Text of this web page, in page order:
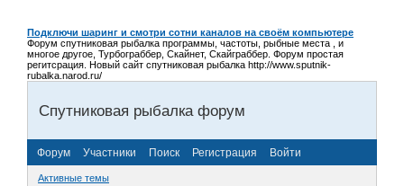
Подключи шаринг и смотри сотни каналов на своём компьютере
Форум спутниковая рыбалка программы, частоты, рыбные места , и
многое другое, Турбограббер, Скайнет, Скайграббер. Форум простая
регитсрация. Новый сайт спутниковая рыбалка http://www.sputnik-
rubalka.narod.ru/
Спутниковая рыбалка форум
Форум Участники Поиск Регистрация Войти
Активные темы